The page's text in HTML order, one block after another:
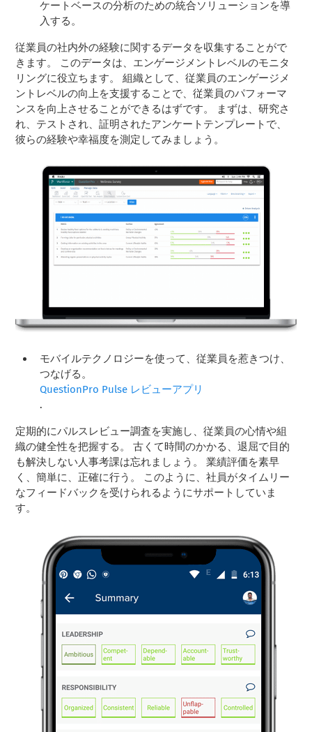
ケートベースの分析のための統合ソリューションを導
入する。
従業員の社内外の経験に関するデータを収集することがで
きます。 このデータは、エンゲージメントレベルのモニタ
リングに役立ちます。 組織として、従業員のエンゲージメ
ントレベルの向上を支援することで、従業員のパフォーマ
ンスを向上させることができるはずです。 まずは、研究さ
れ、テストされ、証明されたアンケートテンプレートで、
彼らの経験や幸福度を測定してみましょう。
モバイルテクノロジーを使って、従業員を惹きつけ、
つなげる。
QuestionPro Pulse レビューアプリ
.
定期的にパルスレビュー調査を実施し、従業員の心情や組
織の健全性を把握する。 古くて時間のかかる、退屈で目的
も解決しない人事考課は忘れましょう。 業績評価を素早
く、簡単に、正確に行う。 このように、社員がタイムリー
なフィードバックを受けられるようにサポートしていま
す。